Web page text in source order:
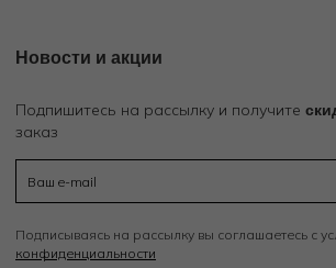
Новости и акции
Подпишитесь на рассылку и получите
заказ
Подписываясь на рассылку вы соглашаетесь с
конфиденциальности